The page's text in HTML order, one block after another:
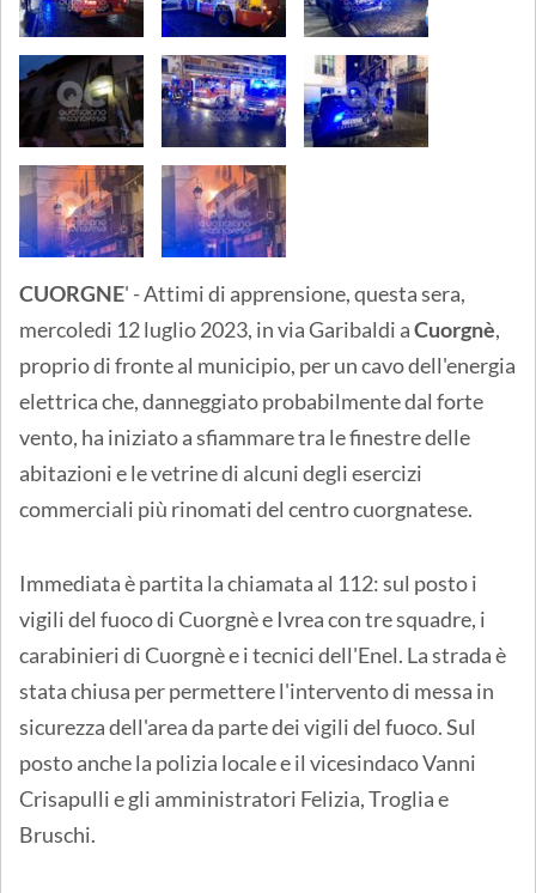
CUORGNE' - Attimi di apprensione, questa sera,
mercoledi 12 luglio 2023, in via Garibaldi aCuorgnè,
proprio di fronte al municipio, per un cavo dell'energia
elettrica che, danneggiato probabilmente dal forte
vento, ha iniziato a sfiammare tra le finestre delle
abitazioni e le vetrine di alcuni degli esercizi
commerciali più rinomati del centro cuorgnatese.
Immediata è partita la chiamata al 112: sul posto i
vigili del fuoco di Cuorgnè e Ivrea con tre squadre, i
carabinieri di Cuorgnè e i tecnici dell'Enel. La strada è
stata chiusa per permettere l'intervento di messa in
sicurezza dell'area da parte dei vigili del fuoco. Sul
posto anche la polizia locale e il vicesindaco Vanni
Crisapulli e gli amministratori Felizia, Troglia e
Bruschi.